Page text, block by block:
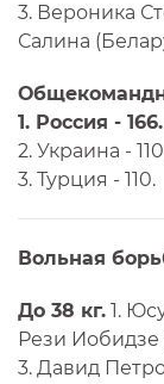
3. Вероника
Салина
1. Россия - 166.
2. Украина -
3. Турция - 110.
Вольная
До 38 кг. 1.
Рези Иобидзе
3. Давид